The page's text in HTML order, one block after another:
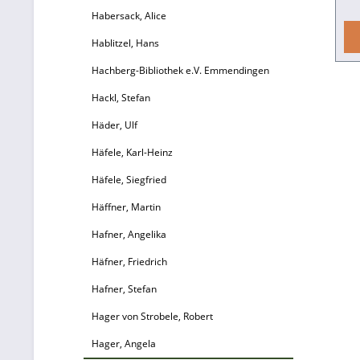
Habersack, Alice
Hablitzel, Hans
Hachberg-Bibliothek e.V. Emmendingen
Hackl, Stefan
Häder, Ulf
Häfele, Karl-Heinz
Häfele, Siegfried
Häffner, Martin
Hafner, Angelika
Häfner, Friedrich
Hafner, Stefan
Hager von Strobele, Robert
Hager, Angela